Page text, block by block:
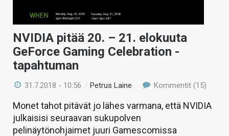
NVIDIA pitää 20. – 21. elokuuta
GeForce Gaming Celebration -
tapahtuman
31.7.2018 - 10:56 /Petrus Laine Kommentit (15)
Monet tahot pitävät jo lähes varmana, että NVIDIA
julkaisisi seuraavan sukupolven
pelinäytönohjaimet juuri Gamescomissa